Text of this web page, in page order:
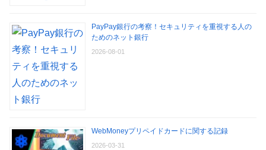
PayPay銀行の考察！セキュリティを重視する人の
ためのネット銀行
2026-08-01
WebMoneyプリペイドカードに関する記録
2026-03-31